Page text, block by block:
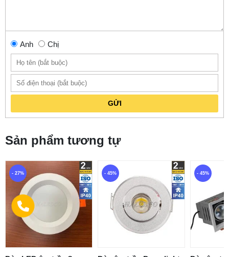
Anh Chị
GỬI
Sản phẩm tương tự
- 27% - 45% - 45%